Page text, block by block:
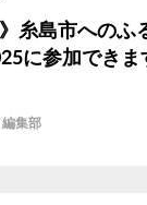
糸島市へのふ
に参加できま
編集部